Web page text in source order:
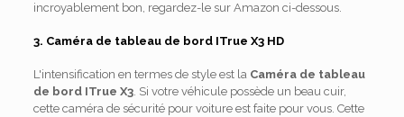
incroyablement bon, regardez-le sur Amazon ci-dessous.
3. Caméra de tableau de bord ITrue X3 HD
L'intensification en termes de style est laCaméra de tableau
de bord ITrue X3. Si votre véhicule possède un beau cuir,
cette caméra de sécurité pour voiture est faite pour vous. Cette